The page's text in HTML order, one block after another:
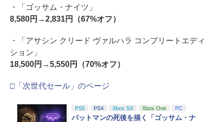
・「ゴッサム・ナイツ」
8,580円→2,831円（67%オフ）
・「アサシン クリード ヴァルハラ コンプリートエディ
ション」
18,500円→5,550円（70%オフ）
□「次世代セール」のページ
PS5 PS4 Xbox SX Xbox One PC
バットマンの死後を描く「ゴッサム・ナ